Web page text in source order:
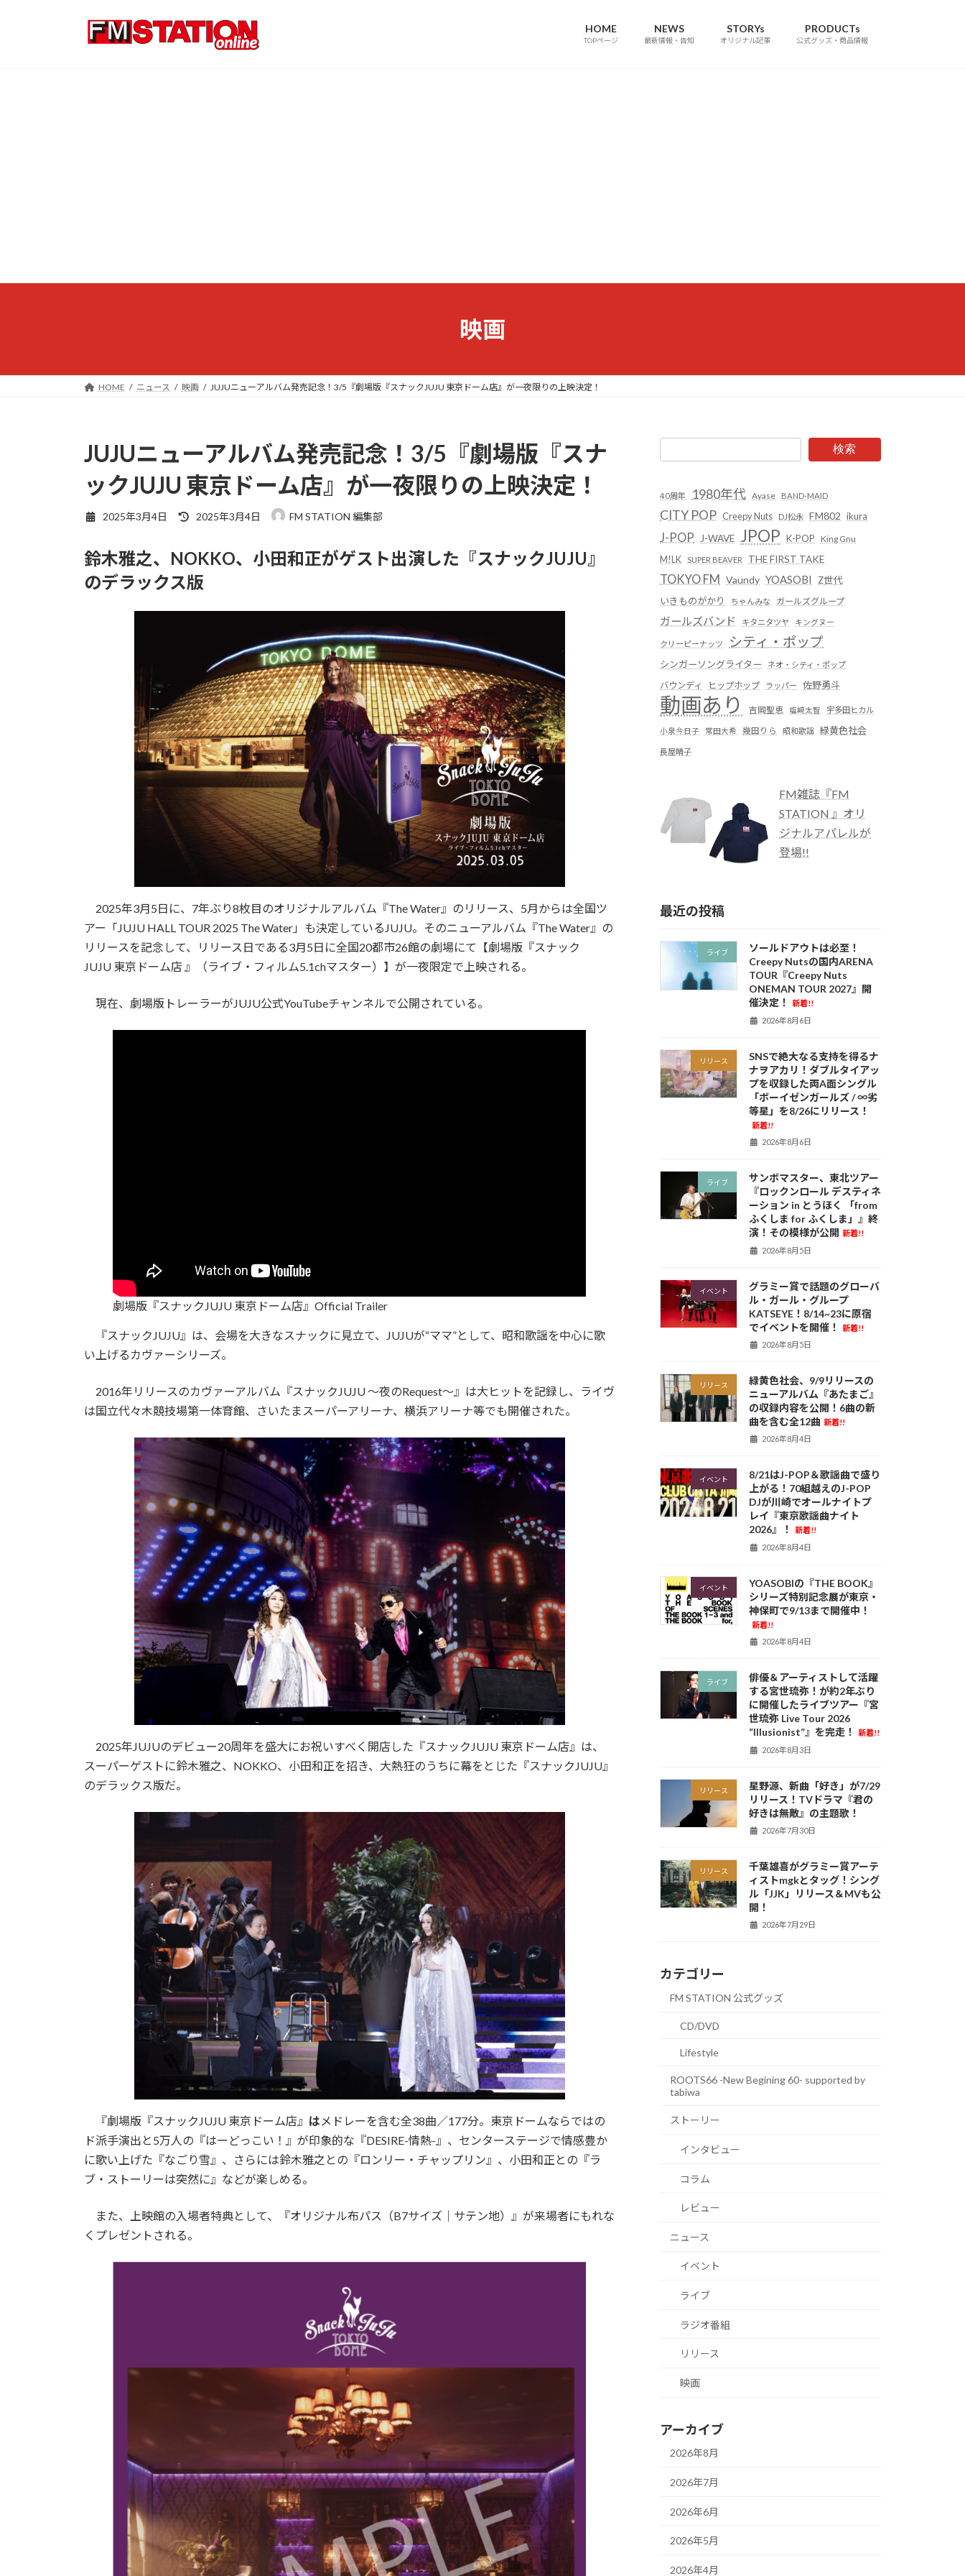
HOME
TOPページ
NEWS
最新情報・告知
STORYs
オリジナル記事
PRODUCTs
公式グッズ・商品情報
映画
HOME ニュース 映画 JUJUニューアルバム発売記念！3/5『劇場版『スナックJUJU 東京ドーム店』が一夜限りの上映決定！
JUJUニューアルバム発売記念！3/5『劇場版『スナ
ックJUJU 東京ドーム店』が一夜限りの上映決定！
2025年3月4日
最
新
時
2025年3月4日 FM STATION 編集部
鈴木雅之、NOKKO、小田和正がゲスト出演した『スナックJUJU』
のデラックス版
2025年3月5日に、7年ぶり8枚目のオリジナルアルバム『The Water』のリリース、5月からは全国ツ
アー「JUJU HALL TOUR 2025 The Water」も決定しているJUJU。そのニューアルバム『The Water』の
リリースを記念して、リリース日である3月5日に全国20都市26館の劇場にて【劇場版『スナック
JUJU 東京ドーム店 』（ライブ・フィルム5.1chマスター）】が一夜限定で上映される。
現在、劇場版トレーラーがJUJU公式YouTubeチャンネルで公開されている。
劇場版『スナックJUJU 東京ドーム店』Official Trailer
『スナックJUJU』は、会場を大きなスナックに見立て、JUJUが“ママ”として、昭和歌謡を中心に歌
い上げるカヴァーシリーズ。
2016年リリースのカヴァーアルバム『スナックJUJU ～夜のRequest～』は大ヒットを記録し、ライヴ
は国立代々木競技場第一体育館、さいたまスーパーアリーナ、横浜アリーナ等でも開催された。
2025年JUJUのデビュー20周年を盛大にお祝いすべく開店した『スナックJUJU 東京ドーム店』は、
スーパーゲストに鈴木雅之、NOKKO、小田和正を招き、大熱狂のうちに幕をとじた『スナックJUJU』
のデラックス版だ。
『劇場版『スナックJUJU 東京ドーム店』 は メドレーを含む全38曲／177分。東京ドームならではの
ド派手演出と5万人の『はーどっこい！』が印象的な『DESIRE-情熱-』、センターステージで情感豊か
に歌い上げた『なごり雪』、さらには鈴木雅之との『ロンリー・チャップリン』、小田和正との『ラ
ブ・ストーリーは突然に』などが楽しめる。
また、上映館の入場者特典として、『オリジナル布パス（B7サイズ｜サテン地）』が来場者にもれな
くプレゼントされる。
検索
40周年 1980年代 Ayase BAND-MAID
CITY POP Creepy Nuts DJ松永 FM802 ikura
J-POP J-WAVE JPOP K-POP
King Gnu
M!LK
SUPER BEAVER THE FIRST TAKE
TOKYO FM Vaundy YOASOBI
Z世代
いきものがかり
ちゃんみな ガールズグループ
ガールズバンド キタニタツヤ キングヌー
クリーピーナッツ シティ・ポップ
シンガーソングライター ネオ・シティ・ポップ
バウンディ ヒップホップ ラッパー 佐野勇斗
動画あり 吉岡聖恵 塩﨑太智 宇多田ヒカル
小泉今日子 常田大希 幾田りら 昭和歌謡 緑黄色社会
長屋晴子
FM雑誌『FM
STATION 』オリ
ジナルアパレルが
登場!!
最近の投稿
ライブ
ソールドアウトは必至！
Creepy Nutsの国内ARENA
TOUR『Creepy Nuts
ONEMAN TOUR 2027』開
催決定！
新着!!
2026年8月6日
リリース
SNSで絶大なる支持を得るナ
ナヲアカリ！ダブルタイアッ
プを収録した両A面シングル
「ボーイゼンガールズ / ∞劣
等星」を8/26にリリース！
新着!!
2026年8月6日
ライブ
サンボマスター、東北ツアー
『ロックンロール デスティネ
ーション in とうほく 「from
ふくしま for ふくしま」』終
演！その模様が公開 新着!!
2026年8月5日
イベント
グラミー賞で話題のグローバ
ル・ガール・グループ
KATSEYE！8/14~23に原宿
でイベントを開催！
新着!!
2026年8月5日
リリース
緑黄色社会、9/9リリースの
ニューアルバム『あたまご』
の収録内容を公開！6曲の新
曲を含む全12曲 新着!!
2026年8月4日
イベント
8/21はJ-POP＆歌謡曲で盛り
上がる！70組越えのJ-POP
DJが川崎でオールナイトプ
レイ『東京歌謡曲ナイト
2026』！
新着!!
2026年8月4日
イベント
YOASOBIの『THE BOOK』
シリーズ特別記念展が東京・
神保町で9/13まで開催中！
新着!!
2026年8月4日
ライブ
俳優＆アーティストして活躍
する宮世琉弥！が約2年ぶり
に開催したライブツアー『宮
世琉弥 Live Tour 2026
“Illusionist”』を完走！
新着!!
2026年8月3日
リリース
星野源、新曲「好き」が7/29
リリース！TVドラマ『君の
好きは無敵』の主題歌！
2026年7月30日
リリース
千葉雄喜がグラミー賞アーテ
ィストmgkとタッグ！シング
ル「JJK」リリース＆MVも公
開！
2026年7月29日
カテゴリー
FM STATION 公式グッズ
CD/DVD
Lifestyle
ROOTS66 -New Begining 60- supported by
tabiwa
ストーリー
インタビュー
コラム
レビュー
ニュース
イベント
ライブ
ラジオ番組
リリース
映画
アーカイブ
2026年8月
2026年7月
2026年6月
2026年5月
2026年4月